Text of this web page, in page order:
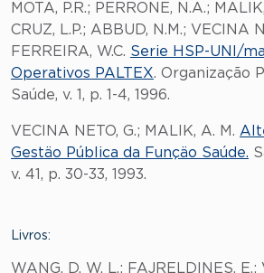
MOTA, P.R.; PERRONE, N.A.;
CRUZ, L.P.; ABBUD, N.M.; VECINA
FERREIRA, W.C. Serie HSP-UNI/
Operativos PALTEX. Organização
Saúde, v. 1, p. 1-4, 1996.
VECINA NETO, G.; MALIK, A. M.
Gestäo Pública da Funçäo Saúde.
v. 41, p. 30-33, 1993.
Livros:
WANG, D. W. L.; FAJRELDINES, E.;